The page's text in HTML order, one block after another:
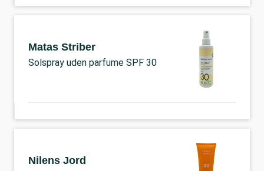
Matas Striber
Solspray uden parfume SPF 30
Nilens Jord